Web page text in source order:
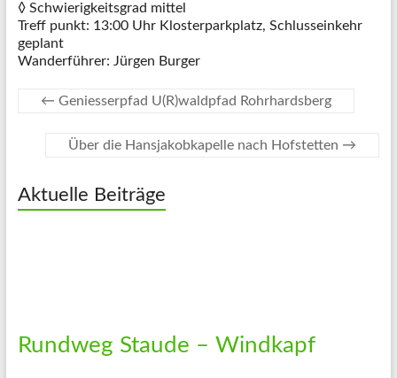
◊ Schwierigkeitsgrad mittel
Treff punkt: 13:00 Uhr Klosterparkplatz, Schlusseinkehr
geplant
Wanderführer: Jürgen Burger
← Geniesserpfad U(R)waldpfad Rohrhardsberg
Über die Hansjakobkapelle nach Hofstetten →
Aktuelle Beiträge
Rundweg Staude – Windkapf